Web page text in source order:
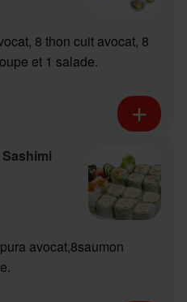
8 thon cuit avocat, 8
et 1 salade.
avocat,8saumon